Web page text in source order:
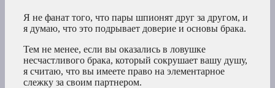
Я не фанат того, что пары шпионят друг за другом, и
я думаю, что это подрывает доверие и основы брака.
Тем не менее, если вы оказались в ловушке
несчастливого брака, который сокрушает вашу душу,
я считаю, что вы имеете право на элементарное
слежку за своим партнером.